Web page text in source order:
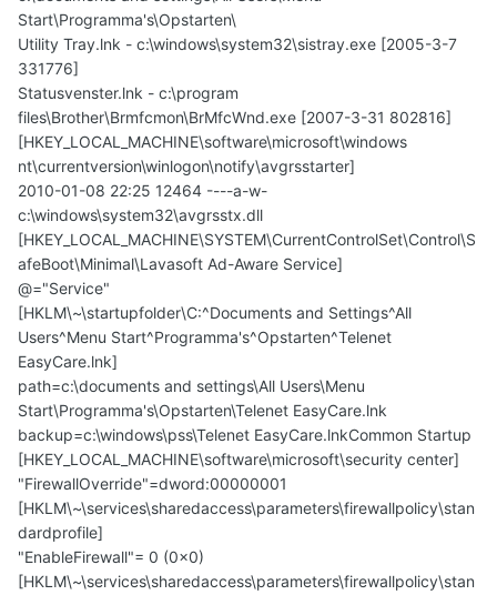
Start\Programma's\Opstarten\
Utility Tray.lnk - c:\windows\system32\sistray.exe [2005-3-7
331776]
Statusvenster.lnk - c:\program
files\Brother\Brmfcmon\BrMfcWnd.exe [2007-3-31 802816]
[HKEY_LOCAL_MACHINE\software\microsoft\windows
nt\currentversion\winlogon\notify\avgrsstarter]
2010-01-08 22:25 12464 ----a-w-
c:\windows\system32\avgrsstx.dll
[HKEY_LOCAL_MACHINE\SYSTEM\CurrentControlSet\Control\S
afeBoot\Minimal\Lavasoft Ad-Aware Service]
@="Service"
[HKLM\~\startupfolder\C:^Documents and Settings^All
Users^Menu Start^Programma's^Opstarten^Telenet
EasyCare.lnk]
path=c:\documents and settings\All Users\Menu
Start\Programma's\Opstarten\Telenet EasyCare.lnk
backup=c:\windows\pss\Telenet EasyCare.lnkCommon Startup
[HKEY_LOCAL_MACHINE\software\microsoft\security center]
"FirewallOverride"=dword:00000001
[HKLM\~\services\sharedaccess\parameters\firewallpolicy\stan
dardprofile]
"EnableFirewall"= 0 (0x0)
[HKLM\~\services\sharedaccess\parameters\firewallpolicy\stan